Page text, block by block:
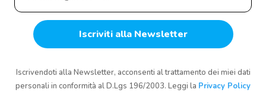
Iscrivendoti alla Newsletter, acconsenti al trattamento dei miei dati
personali in conformità al D.Lgs 196/2003. Leggi la Privacy Policy